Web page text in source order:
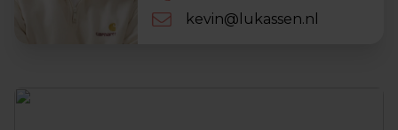
kevin@lukassen.nl